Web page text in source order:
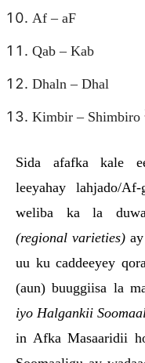
Af – aF
Qab – Kab
Dhaln – Dhal
Kimbir – Shimbiro
Sida afafka kale
leeyahay lahjado/Af-
weliba ka la
(regional varieties)ay
uu ku caddeeyey
(aun) buuggiisa la
iyo Halgankii
in Afka Masaaridii